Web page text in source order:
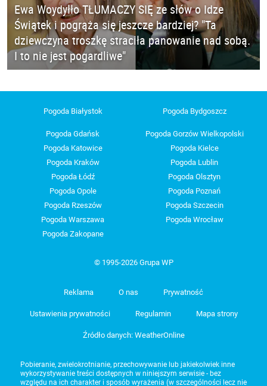
Ewa Woydyłło TŁUMACZY SIĘ ze słów o Idze
Świątek i pogrąża się jeszcze bardziej? "Ta
dziewczyna troszkę straciła panowanie nad sobą.
I to nie jest pogardliwe"
Pogoda Białystok Pogoda Bydgoszcz
Pogoda Gdańsk
Pogoda Gorzów Wielkopolski
Pogoda Katowice
Pogoda Kielce
Pogoda Kraków
Pogoda Lublin
Pogoda Łódź
Pogoda Olsztyn
Pogoda Opole
Pogoda Poznań
Pogoda Rzeszów
Pogoda Szczecin
Pogoda Warszawa
Pogoda Wrocław
Pogoda Zakopane
© 1995-2026 Grupa WP
Reklama O nas Prywatność
Ustawienia prywatności Regulamin Mapa strony
Źródło danych: WeatherOnline
Pobieranie, zwielokrotnianie, przechowywanie lub jakiekolwiek inne
wykorzystywanie treści dostępnych w niniejszym serwisie - bez
względu na ich charakter i sposób wyrażenia (w szczególności lecz nie